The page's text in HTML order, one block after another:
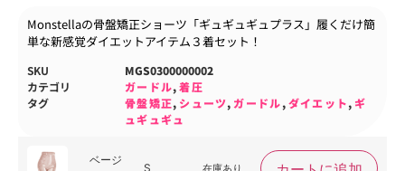
Monstellaの骨盤矯正ショーツ「ギュギュギュプラス」履くだけ簡
単な新感覚ダイエットアイテム３着セット！
SKU
MGS0300000002
カテゴリ
ガードル,着圧
タグ
骨盤矯正, シューツ, ガードル,ダイエット, ギ
ュギュギュ
ベージ
S 在庫あり